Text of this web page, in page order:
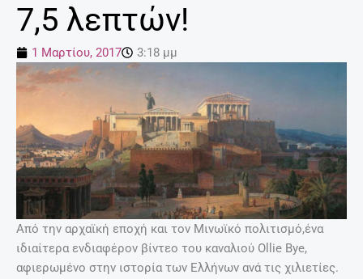
7,5 λεπτών!
1 Μαρτίου, 2017 3:18 μμ
Από την αρχαϊκή εποχή και τον Μινωϊκό πολιτισμό,ένα
ιδιαίτερα ενδιαφέρον βίντεο του καναλιού Ollie Bye,
αφιερωμένο στην ιστορία των Ελλήνων ανά τις χιλιετίες.